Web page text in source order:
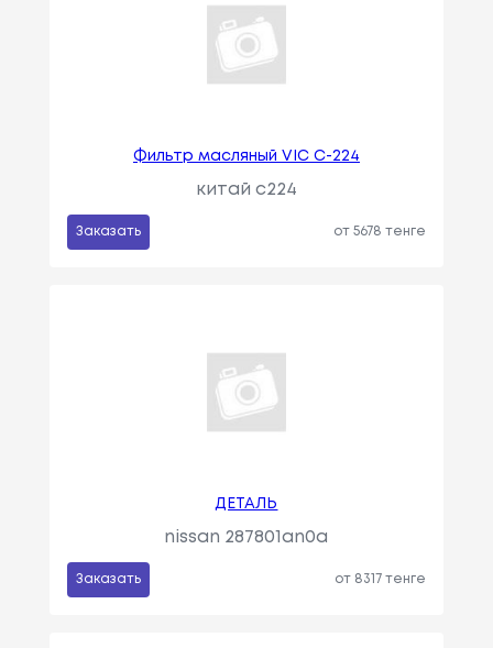
Фильтр масляный VIC C-224
китай c224
Заказать от 5678 тенге
ДЕТАЛЬ
nissan 287801an0a
Заказать от 8317 тенге